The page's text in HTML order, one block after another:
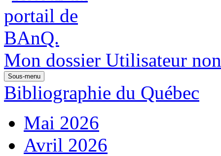
Mon dossier Utilisateur
Sous-menu
Bibliographie du Québec
Mai 2026
Avril 2026